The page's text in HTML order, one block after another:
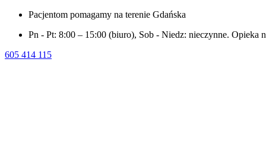
Pacjentom pomagamy na terenie Gdańska
Pn - Pt: 8:00 – 15:00 (biuro), Sob - Niedz: nieczynne. Opieka
605 414 115